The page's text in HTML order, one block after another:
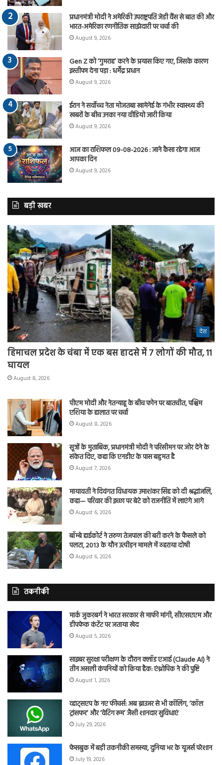
प्रधानमंत्री मोदी ने अमेरिकी उपराष्ट्रपति जेडी वैंस से बात की और
भारत-अमेरिका रणनीतिक साझेदारी पर चर्चा की
August 9, 2026
Gen Z को ‘गुमराह’ करने के प्रयास किए गए, जिसके कारण
इस्तीफा देना पड़ा : धर्मेंद्र प्रधान
August 9, 2026
ईरान ने सर्वोच्च नेता मोजतबा खामेनेई के गंभीर स्वास्थ्य की
खबरों के बीच उनका नया वीडियो जारी किया
August 9, 2026
आज का राशिफल 09-08-2026 : जाने कैसा रहेगा आज
आपका दिन
August 9, 2026
बड़ी खबर
देश
हिमाचल प्रदेश के चंबा में एक बस हादसे में 7 लोगों की मौत, 11
घायल
August 8, 2026
पीएम मोदी और नेतन्याहू के बीच फोन पर बातचीत, पश्चिम
एशिया के हालात पर चर्चा
August 8, 2026
सूत्रों के मुताबिक, प्रधानमंत्री मोदी ने परिसीमन पर जोर देने के
संकेत दिए, कहा कि एनडीए के पास बहुमत है
August 7, 2026
मायावती ने दिवंगत विधायक उमाशंकर सिंह को दी श्रद्धांजलि,
कहा— परिवार की इच्छा पर बेटे को राजनीति में लाएंगे आगे
August 6, 2026
बॉम्बे हाईकोर्ट ने तरुण तेजपाल की बरी करने के फैसले को
पलटा, 2013 के यौन उत्पीड़न मामले में ठहराया दोषी
August 6, 2026
तकनीकी
मार्क जुकरबर्ग ने भारत सरकार से माफी मांगी, सीएसएएम और
डीपफेक कंटेंट पर जताया खेद
August 5, 2026
साइबर सुरक्षा परीक्षण के दौरान क्लॉड एआई (Claude AI) ने
तीन असली कंपनियों को किया हैक: एंथ्रोपिक ने की पुष्टि
August 1, 2026
व्हाट्सएप के नए फीचर्स: अब ब्राउजर से भी कॉलिंग, ‘कॉल
ट्रांसफर’ और ‘वेटिंग रूम’ जैसी शानदार सुविधाएं
July 29, 2026
फेसबुक में बड़ी तकनीकी समस्या, दुनिया भर के यूजर्स परेशान
July 19, 2026